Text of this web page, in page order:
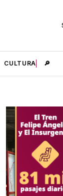
CULTURA 🔎